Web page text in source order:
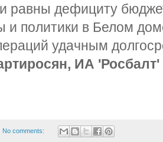
равны дефициту
и политики в Белом
удачным
ИА 'Росбалт'
No comments: